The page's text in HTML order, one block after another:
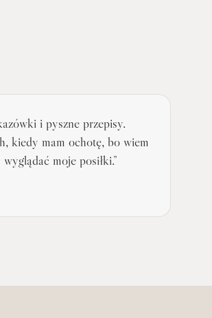
i pyszne przepisy.
kiedy mam ochotę, bo wiem
moje posiłki.”